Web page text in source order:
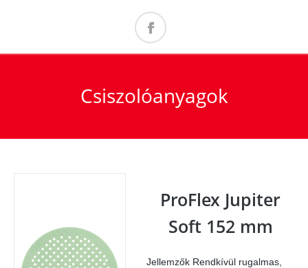
Csiszolóanyagok
ProFlex Jupiter
Soft 152 mm
Jellemzők Rendkívül rugalmas,